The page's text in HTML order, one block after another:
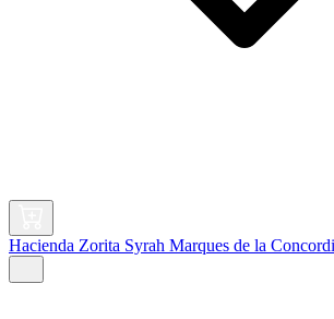
Hacienda Zorita Syrah Marques de la